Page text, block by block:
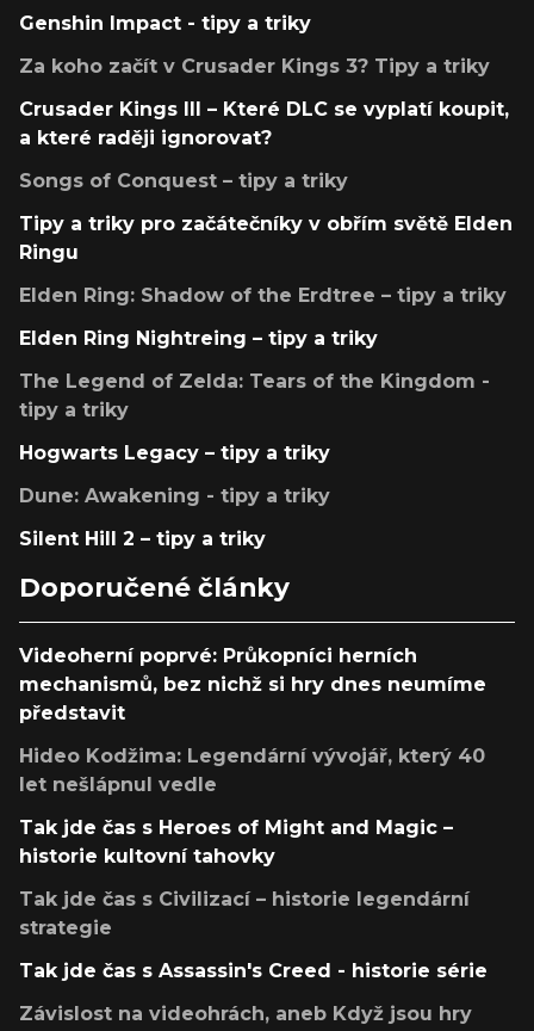
Genshin Impact - tipy a triky
Za koho začít v Crusader Kings 3? Tipy a triky
Crusader Kings III – Které DLC se vyplatí koupit,
a které raději ignorovat?
Songs of Conquest – tipy a triky
Tipy a triky pro začátečníky v obřím světě Elden
Ringu
Elden Ring: Shadow of the Erdtree – tipy a triky
Elden Ring Nightreing – tipy a triky
The Legend of Zelda: Tears of the Kingdom -
tipy a triky
Hogwarts Legacy – tipy a triky
Dune: Awakening - tipy a triky
Silent Hill 2 – tipy a triky
Doporučené články
Videoherní poprvé: Průkopníci herních
mechanismů, bez nichž si hry dnes neumíme
představit
Hideo Kodžima: Legendární vývojář, který 40
let nešlápnul vedle
Tak jde čas s Heroes of Might and Magic –
historie kultovní tahovky
Tak jde čas s Civilizací – historie legendární
strategie
Tak jde čas s Assassin's Creed - historie série
Závislost na videohrách, aneb Když jsou hry